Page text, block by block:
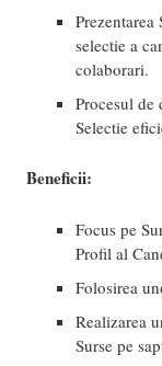
selectie a
colaborari.
Procesul de
Selectie
Beneficii:
Focus pe
Profil al
Folosirea
Realizarea
Surse pe